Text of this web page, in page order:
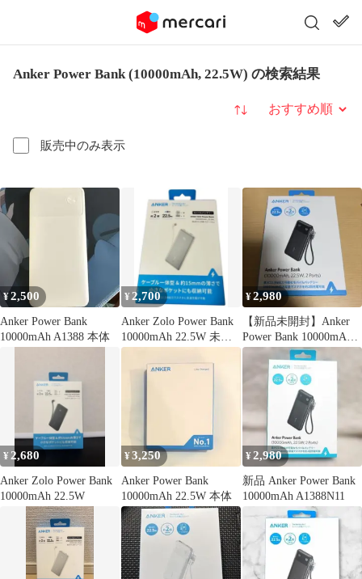
Anker Power Bank (10000mAh, 22.5W) の検索結果
販売中のみ表示
並び替え
¥2,500
Anker Power Bank
10000mAh A1388 本体
¥ 2,700
Anker Zolo Power Bank
10000mAh 22.5W 未開
封
¥2,980
【新品未開封】Anker
Power Bank 10000mAh
黒
¥ 2,680
Anker Zolo Power Bank
10000mAh 22.5W
¥3,250
Anker Power Bank
10000mAh 22.5W 本体
¥2,980
新品 Anker Power Bank
10000mAh A1388N11